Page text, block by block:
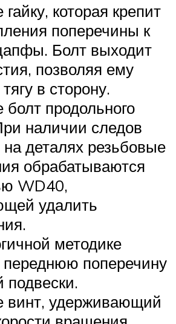
которая крепит
поперечины к
Болт выходит
позволяя ему
в сторону.
болт продольного
наличии следов
на деталях резьбовые
обрабатываются
WD40,
удалить
методике
переднюю поперечину
подвески.
винт, удерживающий